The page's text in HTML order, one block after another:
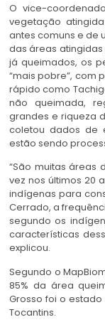
O vice-
vegetação
antes comuns e de
das áreas
já queimados, os
“mais pobre”, com
rápido como
não queimada,
grandes e riqueza
coletou dados de
estão sendo
“São muitas áreas
vez nos últimos 20
indígenas para
Cerrado, a
segundo os
características
explicou.
Segundo o
85% da área
Grosso foi o
Tocantins.